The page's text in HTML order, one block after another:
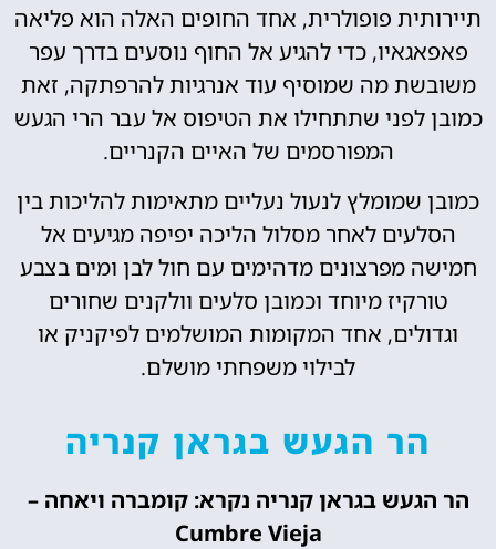
תיירותית פופולרית, אחד החופים האלה הוא פליאה
פאפאגאיו, כדי להגיע אל החוף נוסעים בדרך עפר
משובשת מה שמוסיף עוד אנרגיות להרפתקה, זאת
כמובן לפני שתתחילו את הטיפוס אל עבר הרי הגעש
המפורסמים של האיים הקנריים.
כמובן שמומלץ לנעול נעליים מתאימות להליכות בין
הסלעים לאחר מסלול הליכה יפיפה מגיעים אל
חמישה מפרצונים מדהימים עם חול לבן ומים בצבע
טורקיז מיוחד וכמובן סלעים וולקנים שחורים
וגדולים, אחד המקומות המושלמים לפיקניק או
לבילוי משפחתי מושלם.
הר הגעש בגראן קנריה
הר הגעש בגראן קנריה נקרא: קומברה ויאחה –
Cumbre Vieja